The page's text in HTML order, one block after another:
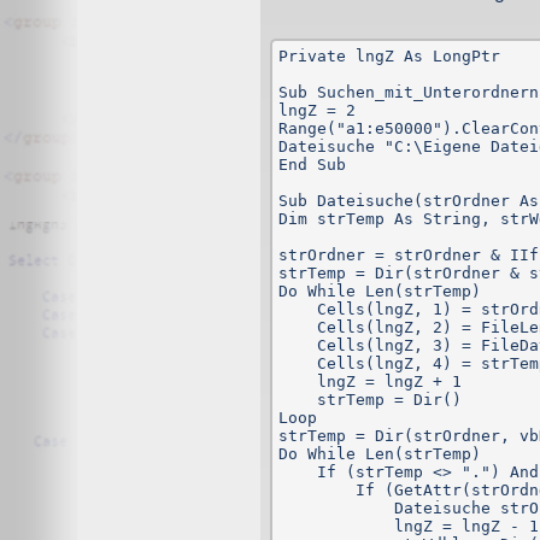
jedem Aufruf der Website erscheint.
Gängige Browser bieten die Einstellungsoption, Cookies
Hinweis: Es ist nicht gewährleistet, dass Sie auf alle
dem Anbieter keine Nachricht senden und damit
Als personenbezogene Daten gelten sämtliche
Ihr Name, Ihre E-Mail-Adresse und Telefonnummer.
Der Websitebetreiber gibt personenbezogene Daten,
Für den Besuch der Website sind auch keine
dort eingetragenen Angaben gelangen direkt per Mail
Die übertragenen Daten werden nur zur Bearbeitung
Dieser Dienst wird nicht genutzt.
Private lngZ As LongPtr
Sub
lngZ = 2
Dateisuche "C:\Eigene
End Sub
Sub Dateisuche(strOrdner
Dim strTemp As String,
strOrdner = strOrdner &
strTemp = Dir(strOrdner &
Do While Len(strTemp)
Cells(lngZ, 1) =
Cells(lngZ, 2) =
Cells(lngZ, 3) =
Cells(lngZ, 4) =
    lngZ = lngZ + 1
    strTemp = Dir()
Loop
strTemp = Dir(strOrdner,
Do While Len(strTemp)
If (strTemp <> ".")
If
Dateisuche
            lngZ = lngZ - 1